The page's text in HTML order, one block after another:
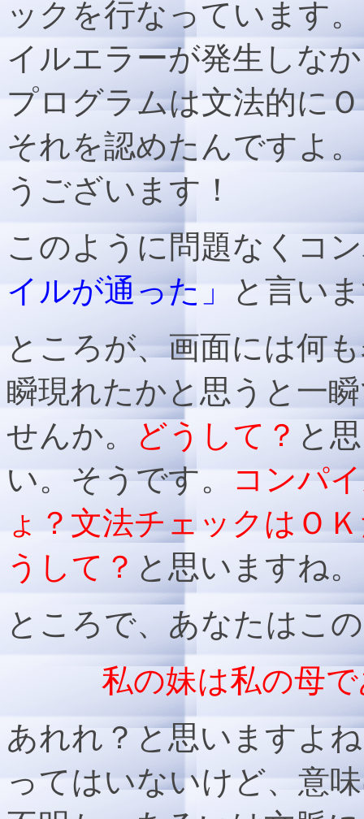
ックを行なっています
イルエラーが発生しな
プログラムは文法的に
それを認めたんですよ
うございます！
このように問題なくコ
イルが通った」
と言い
ところが、画面には何
瞬現れたかと思うと一
せんか。
どうして？ と
い。そうです。
コンパ
ょ？文法チェックはＯ
うして？ と思いますね。
ところで、あなたはこ
私の妹は私の母
あれれ？と思いますよ
ってはいないけど、意